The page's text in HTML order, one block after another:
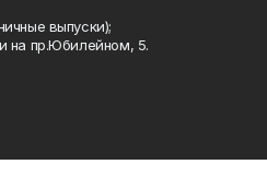
выпуски);
на пр.Юбилейном, 5.